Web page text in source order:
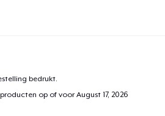
bedrukt.
producten op of voorAugust 17, 2026